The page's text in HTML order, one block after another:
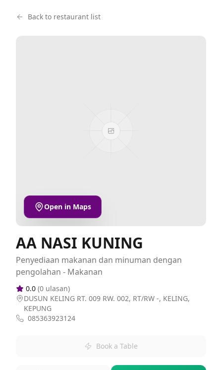
Back to restaurant list
Open in Maps
AA NASI KUNING
Penyediaan makanan dan minuman dengan
pengolahan - Makanan
0.0 (0 ulasan)
DUSUN KELING RT. 009 RW. 002, RT/RW -, KELING,
KEPUNG
085363923124
Book a Table